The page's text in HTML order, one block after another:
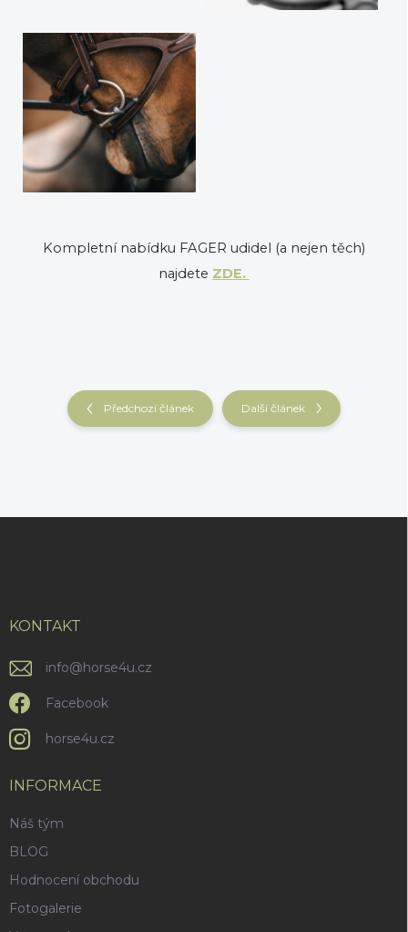
Kompletní nabídku FAGER udidel (a nejen těch)
najdete ZDE.
Předchozí článek Další článek
KONTAKT
info@horse4u.cz
Facebook
horse4u.cz
INFORMACE
Náš tým
BLOG
Hodnocení obchodu
Fotogalerie